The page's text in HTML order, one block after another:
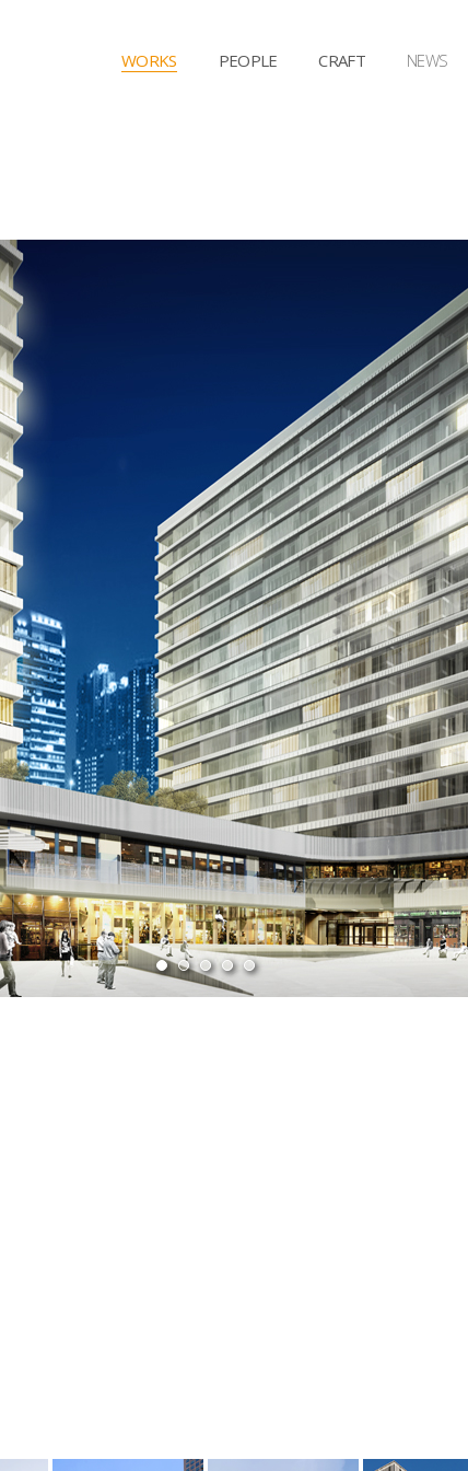
WORKS PEOPLE CRAFT NEWS